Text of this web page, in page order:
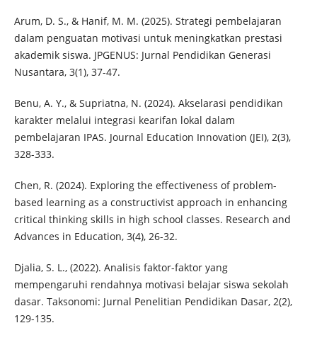
Arum, D. S., & Hanif, M. M. (2025). Strategi pembelajaran
dalam penguatan motivasi untuk meningkatkan prestasi
akademik siswa. JPGENUS: Jurnal Pendidikan Generasi
Nusantara, 3(1), 37-47.
Benu, A. Y., & Supriatna, N. (2024). Akselarasi pendidikan
karakter melalui integrasi kearifan lokal dalam
pembelajaran IPAS. Journal Education Innovation (JEI), 2(3),
328-333.
Chen, R. (2024). Exploring the effectiveness of problem-
based learning as a constructivist approach in enhancing
critical thinking skills in high school classes. Research and
Advances in Education, 3(4), 26-32.
Djalia, S. L., (2022). Analisis faktor-faktor yang
mempengaruhi rendahnya motivasi belajar siswa sekolah
dasar. Taksonomi: Jurnal Penelitian Pendidikan Dasar, 2(2),
129-135.